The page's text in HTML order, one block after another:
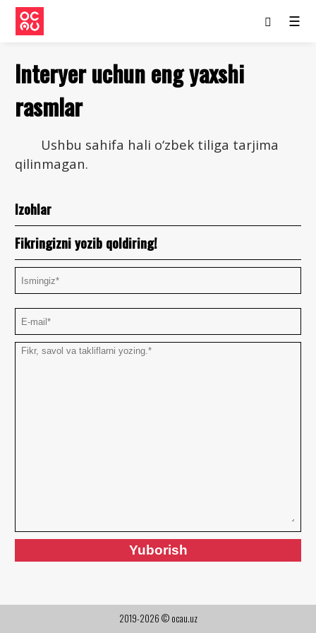
☰
Interyer uchun eng yaxshi
rasmlar
Ushbu sahifa hali o‘zbek tiliga tarjima
qilinmagan.
Izohlar
Fikringizni yozib qoldiring!
2019-2026 © ocau.uz